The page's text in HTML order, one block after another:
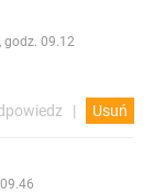
godz. 09.12
Usuń